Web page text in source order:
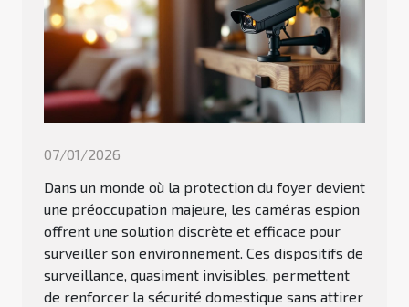
07/01/2026
Dans un monde où la protection du foyer devient
une préoccupation majeure, les caméras espion
offrent une solution discrète et efficace pour
surveiller son environnement. Ces dispositifs de
surveillance, quasiment invisibles, permettent
de renforcer la sécurité domestique sans attirer